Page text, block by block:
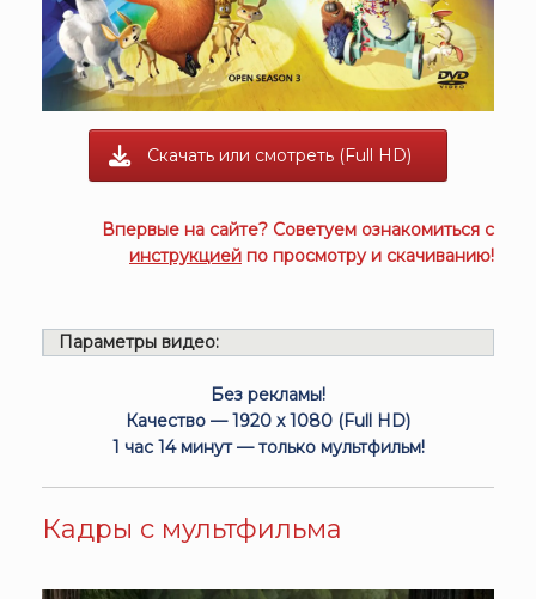
Скачать или смотреть (Full HD)
Впервые на сайте? Советуем ознакомиться с
инструкцией по просмотру и скачиванию!
Параметры видео:
Без рекламы!
Качество — 1920 x 1080 (Full HD)
1 час 14 минут — только мультфильм!
Кадры с мультфильма